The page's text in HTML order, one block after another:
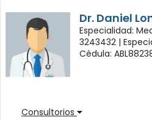
Dr. Daniel
Especialidad:
3243432 |
Cédula:
Consultorios